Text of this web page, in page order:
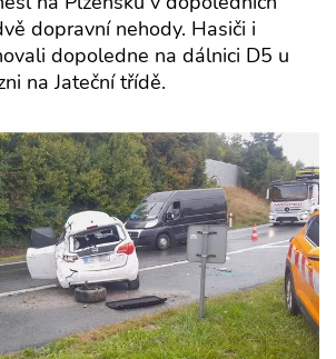
dopravní nehody. Hasiči i
dopoledne na dálnici D5 u
na Jateční třídě.